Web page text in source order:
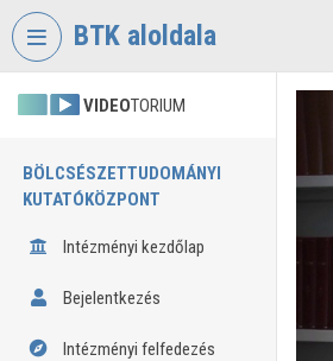
Fejléc kihagyása
BTK aloldala
VIDEOTORIUM
BÖLCSÉSZETTUDOMÁNYI
KUTATÓKÖZPONT
Intézményi kezdőlap
Bejelentkezés
Intézményi felfedezés